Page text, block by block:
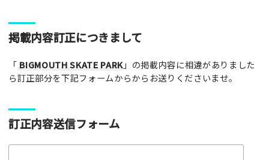
掲載内容訂正につきまして
「 BIGMOUTH SKATE PARK」の掲載内容に相違がありました
ら訂正部分を下記フォームからからお送りくださいませ。
訂正内容送信フォーム